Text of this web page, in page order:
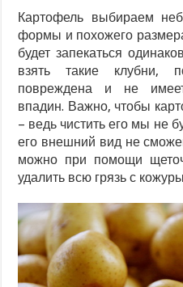
Картофель выбираем
формы и похожего
будет запекаться
взять такие клубни,
повреждена и не
впадин. Важно, чтобы
– ведь чистить его мы не
его внешний вид не
можно при помощи
удалить всю грязь с